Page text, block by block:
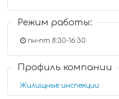
Режим работы:
пн-пт 8:30-16:30
Профиль компании
Жилищные инспекции